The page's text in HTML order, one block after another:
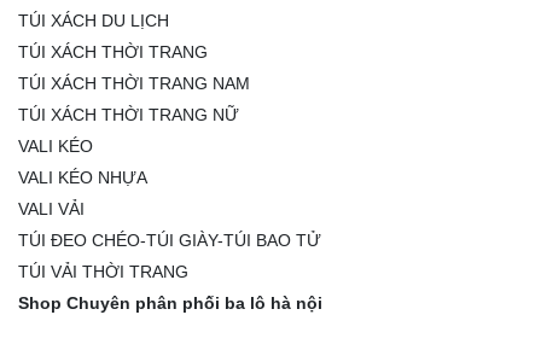
TÚI XÁCH DU LỊCH
TÚI XÁCH THỜI TRANG
TÚI XÁCH THỜI TRANG NAM
TÚI XÁCH THỜI TRANG NỮ
VALI KÉO
VALI KÉO NHỰA
VALI VẢI
TÚI ĐEO CHÉO-TÚI GIÀY-TÚI BAO TỬ
TÚI VẢI THỜI TRANG
Shop Chuyên phân phối ba lô hà nội